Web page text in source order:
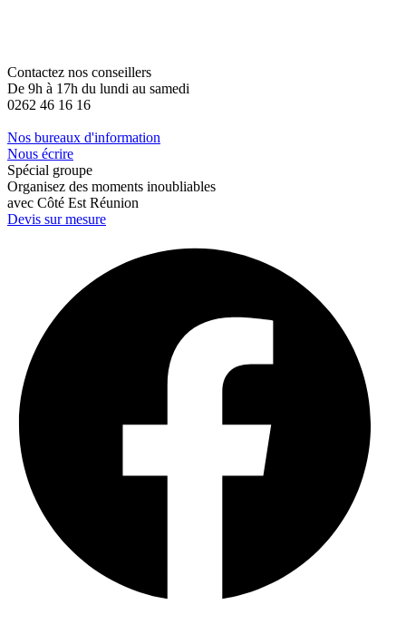
Contactez nos conseillers
De 9h à 17h du lundi au samedi
0262 46 16 16
Nos bureaux d'information
Nous écrire
Spécial groupe
Organisez des moments inoubliables
avec Côté Est Réunion
Devis sur mesure